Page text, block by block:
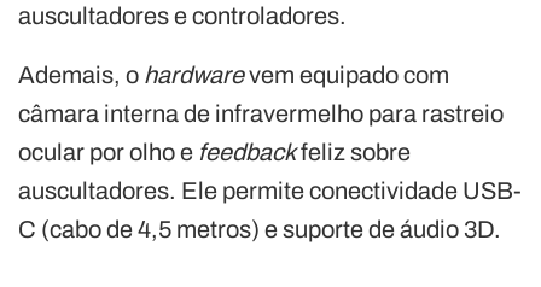
auscultadores e controladores.
Ademais, o hardwarevem equipado com
câmara interna de infravermelho para rastreio
ocular por olho e feedbackfeliz sobre
auscultadores. Ele permite conectividade USB-
C (cabo de 4,5 metros) e suporte de áudio 3D.